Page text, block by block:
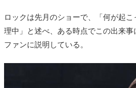
ロックは先月のショーで、「何が起
理中」と述べ、ある時点でこの出来事
ファンに説明している。